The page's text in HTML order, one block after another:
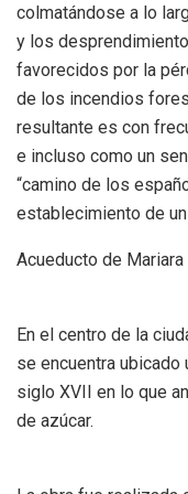
colmatándose a lo
y los
favorecidos por la
de los incendios
resultante es con
e incluso como un
“camino de los
establecimiento de
Acueducto de
En el centro de la
se encuentra
siglo XVII en lo que
de azúcar.